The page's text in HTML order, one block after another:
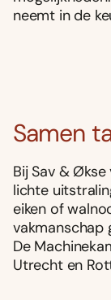
neemt in de
Samen
Bij Sav &
lichte
eiken of
vakmanschap
De
Utrecht en